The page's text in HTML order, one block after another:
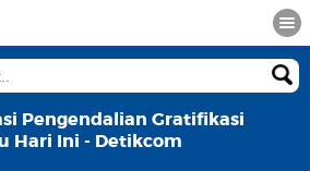
Pengendalian Gratifikasi
Hari Ini - Detikcom